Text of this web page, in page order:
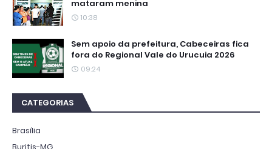
mataram menina
10:38
Sem apoio da prefeitura, Cabeceiras fica
fora do Regional Vale do Urucuia 2026
09:24
CATEGORIAS
Brasília
Buritis-MG